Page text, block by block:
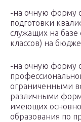
-на очную форму
подготовки
служащих на базе
классов) на
-на очную форму
ограниченными
различными
имеющих
образования по